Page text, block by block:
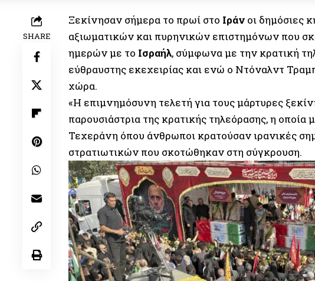
SHARE
Ξεκίνησαν σήμερα το πρωί στο Ιράν οι δημόσιες
αξιωματικών και πυρηνικών επιστημόνων που
ημερών με το Ισραήλ, σύμφωνα με την κρατική
εύθραυστης εκεχειρίας και ενώ ο Ντόναλντ
χώρα.
«Η επιμνημόσυνη τελετή για τους μάρτυρες
παρουσιάστρια της κρατικής τηλεόρασης, η
Τεχεράνη όπου άνθρωποι κρατούσαν ιρανικές
στρατιωτικών που σκοτώθηκαν στη σύγκρουση.